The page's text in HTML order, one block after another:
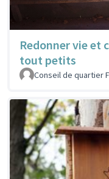
Redonner vie et
tout petits
Conseil de quartier